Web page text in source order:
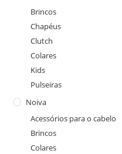
Brincos
Chapéus
Clutch
Colares
Kids
Pulseiras
Noiva
Acessórios para o cabelo
Brincos
Colares